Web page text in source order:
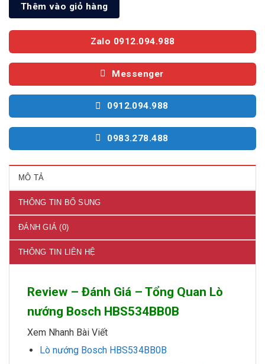
lượng
Thêm vào giỏ hàng
Zalo 0912.094.988
Messenger
0912.094.988
0983.278.488
MÔ TẢ
THÔNG TIN BỔ SUNG
ĐÁNH GIÁ (0)
THÔNG TIN LIÊN HỆ
Review – Đánh Giá – Tổng Quan Lò
nướng Bosch HBS534BB0B
Xem Nhanh Bài Viết
Lò nướng Bosch HBS534BB0B